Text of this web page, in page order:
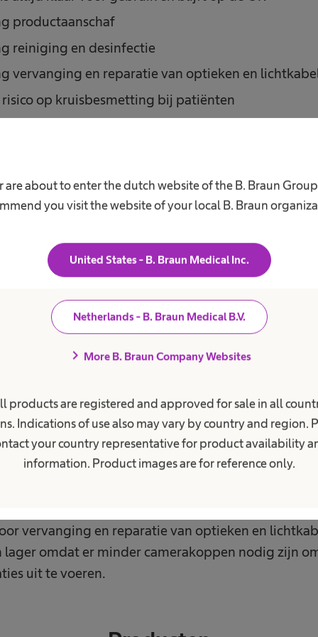
are about to enter the dutch website of the B. Braun
you visit the website of your local B. Braun
United States - B. Braun Medical Inc.
Netherlands - B. Braun Medical B.V.
chevron_right More B. Braun Company Websites
products are registered and approved for sale in all
Indications of use also may vary by country and region.
your country representative for product availability
information. Product images are for reference only.
productaanschaf
reiniging en desinfectie
vervanging en reparatie van optieken en
op kruisbesmetting bij patiënten
Eén patiënt, één
Een simpel steriel
EinsteinVision®goed af. Met
kunnen alle laparoscopische
camerahoes vermindert het risico
latex-vrij.
bespaart kosten en tijd
sterilisatieprocedures
wordt voorzien van een steriele hoes besparen
vervanging en reparatie van optieken en
lager omdat er minder camerakoppen nodig zijn
uit te voeren.